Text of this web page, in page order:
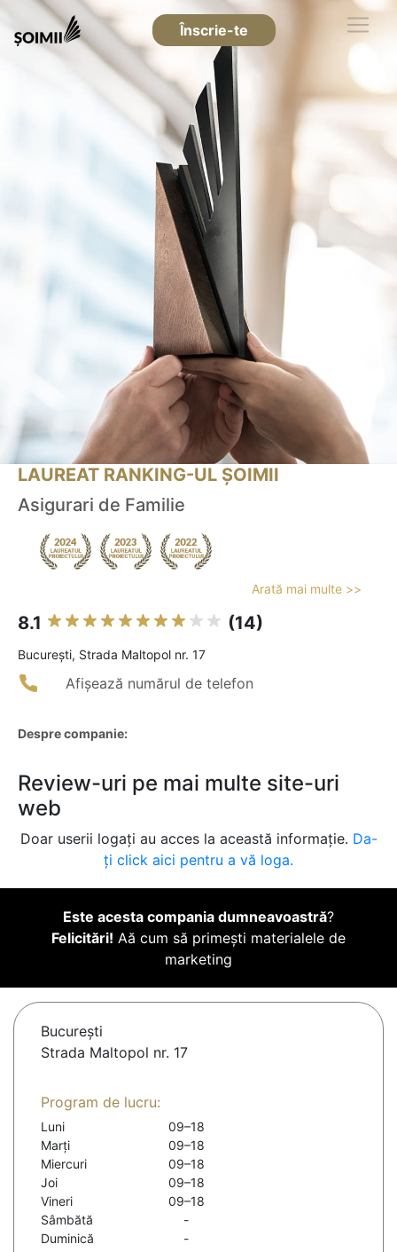
Înscrie-te
LAUREAT RANKING-UL ȘOIMII
Asigurari de Familie
Arată mai multe >>
8.1 (14)
Bucureşti, Strada Maltopol nr. 17
Afișează numărul de telefon
Despre companie:
Review-uri pe mai multe site-uri
web
Doar userii logați au acces la această informație. Da-
ți click aici pentru a vă loga.
Este acesta compania dumneavoastră?
Felicitări! Aă cum să primești materialele de
marketing
Bucureşti
Strada Maltopol nr. 17
Program de lucru:
Luni
09–18
Marți
09–18
Miercuri
09–18
Joi
09–18
Vineri
09–18
Sâmbătă
-
Duminică
-